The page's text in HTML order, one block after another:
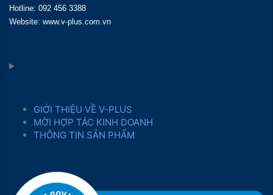
Hotline: 092 456 3388
Website: www.v-plus.com.vn
GIỚI THIỆU VỀ V-PLUS
MỜI HỢP TÁC KINH DOANH
THÔNG TIN SẢN PHẨM